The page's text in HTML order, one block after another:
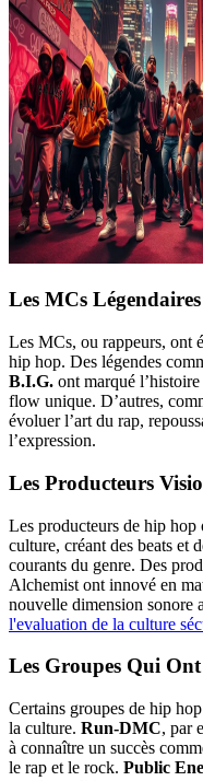
Les MCs Légendaires
Les MCs, ou rappeurs, ont
hip hop. Des légendes
B.I.G. ont marqué
flow unique. D’autres,
évoluer l’art du rap,
l’expression.
Les Producteurs
Les producteurs de hip hop
culture, créant des beats et
courants du genre. Des
Alchemist ont innové en
nouvelle dimension sonore
l'evaluation de la culture
Les Groupes Qui
Certains groupes de hip
la culture. Run-DMC, par
à connaître un succès
le rap et le rock. Public